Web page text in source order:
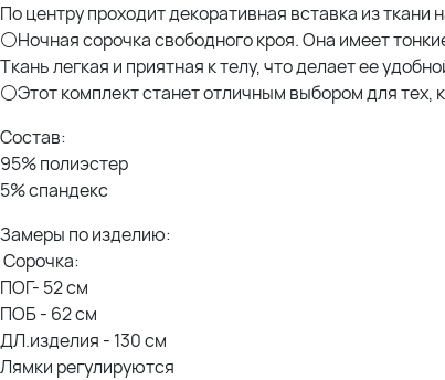
По центру проходит декоративная вставка из
⚪Ночная сорочка свободного кроя. Она имеет
Ткань легкая и приятная к телу, что делает ее
⚪Этот комплект станет отличным выбором для
Состав:
95% полиэстер
5% спандекс
Замеры по изделию:
Сорочка:
ПОГ- 52 см
ПОБ - 62 см
ДЛ.изделия - 130 см
Лямки регулируются